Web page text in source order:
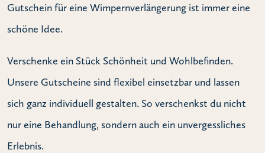
Gutschein für eine Wimpernverlängerung ist immer eine
schöne Idee.
Verschenke ein Stück Schönheit und Wohlbefinden.
Unsere Gutscheine sind flexibel einsetzbar und lassen
sich ganz individuell gestalten. So verschenkst du nicht
nur eine Behandlung, sondern auch ein unvergessliches
Erlebnis.